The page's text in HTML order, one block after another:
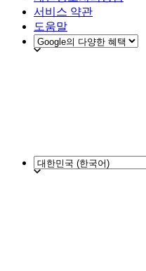
서비스 약관
도움말